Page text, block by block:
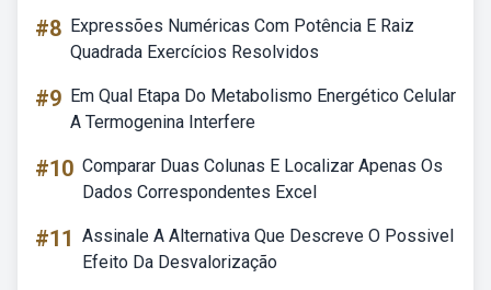
#8 Expressões Numéricas Com Potência E Raiz
Quadrada Exercícios Resolvidos
#9 Em Qual Etapa Do Metabolismo Energético Celular
A Termogenina Interfere
#10 Comparar Duas Colunas E Localizar Apenas Os
Dados Correspondentes Excel
#11 Assinale A Alternativa Que Descreve O Possivel
Efeito Da Desvalorização